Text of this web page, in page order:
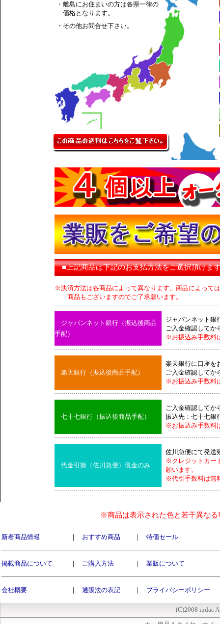
・離島にお住まいの方は各県一律の
価格となります。
・その他お問合せ下さい。
■上記商品は下記のお支払方法をご選択頂けま
※決済方法は各商品によって異なります。商品によって
商品もございますのでご了承願います。
ジャパンネット銀行（振込後商品
手配）
ジャパンネット銀
ご入金確認してか
※お振込み手数料
楽天銀行（振込後商品手配）
楽天銀行に口座を
ご入金確認してか
※お振込み手数料
七十七銀行（振込後商品手配）
ご入金確認してか
振込先：七十七銀
※お振込み手数料
代金引換（佐川急便）現金のみ
佐川急便にて発送
※クレジットカー
願います。
※代引手数料は無
※商品は表示された色と若干異な
新着商品情報 ｜ おすすめ商品 ｜ 特価セール
掲載商品について ｜ ご購入方法 ｜ 業販について
会社概要 ｜ 通販法の表記 ｜ プライバシーポリシー
(C)2008 indac